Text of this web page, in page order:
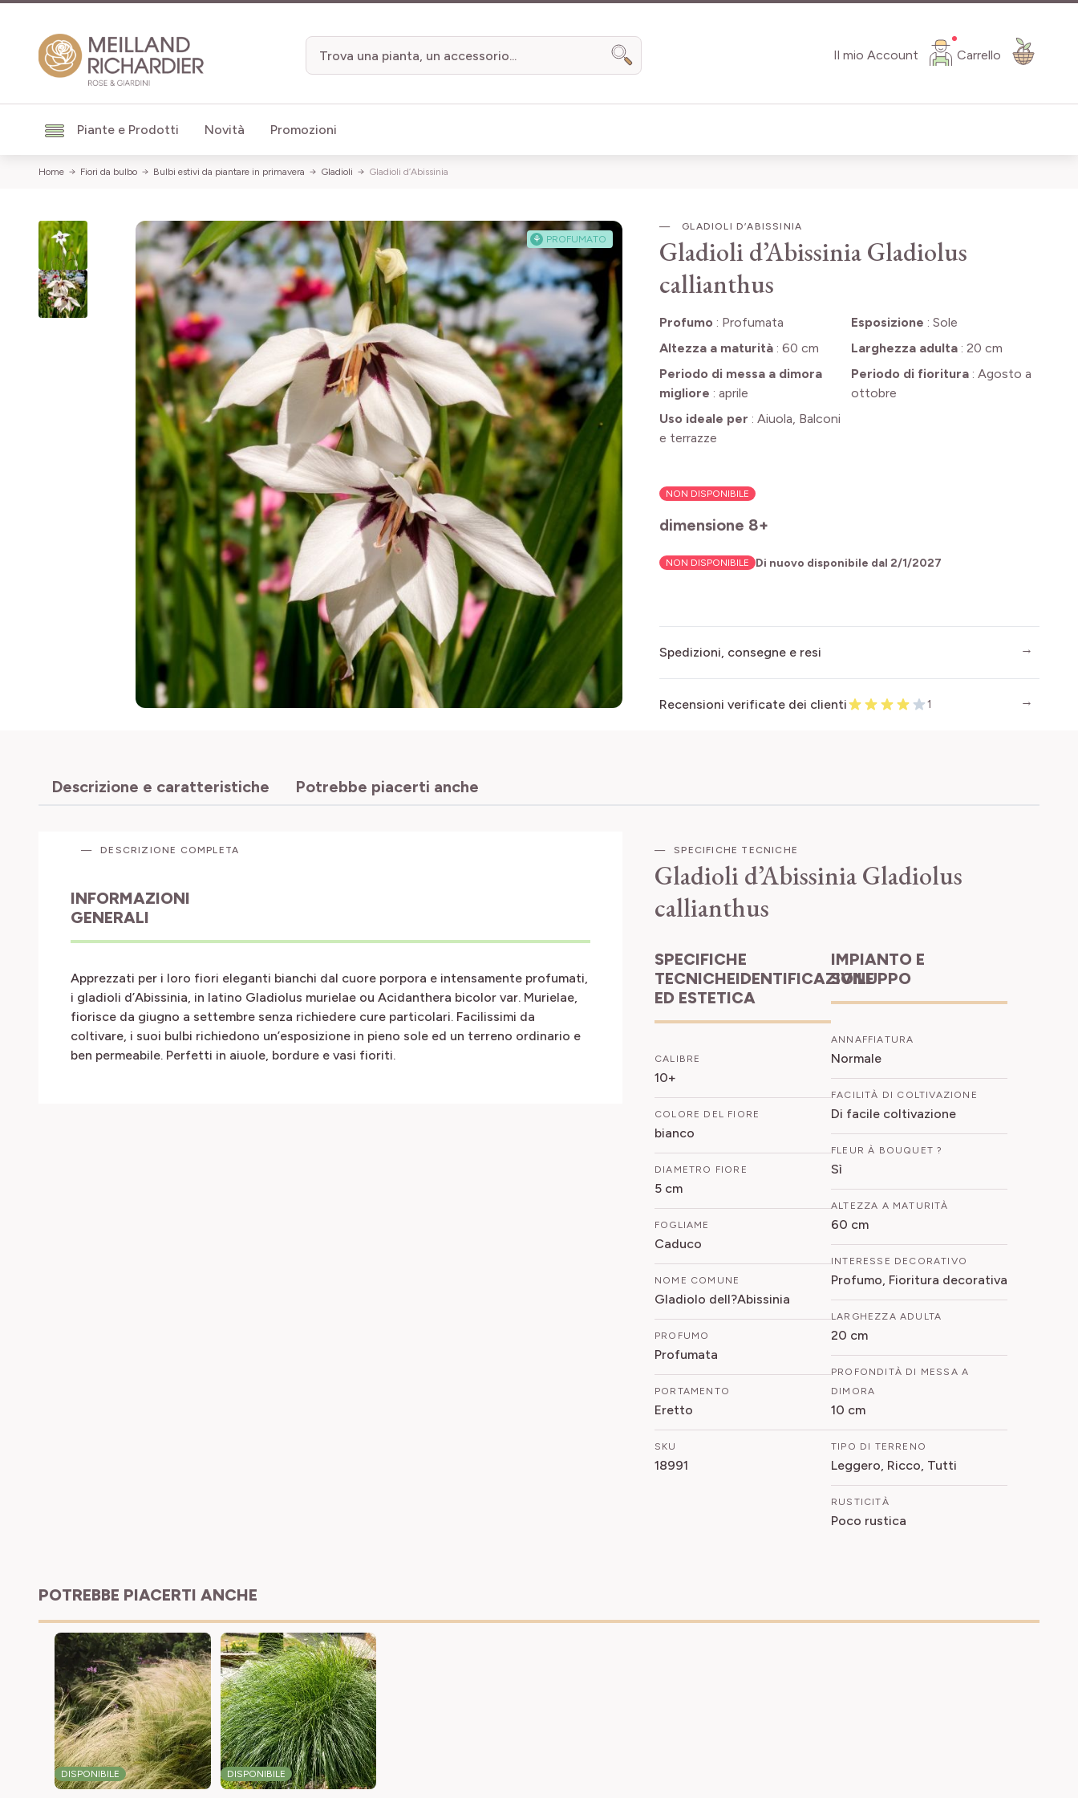
Il mio Account Carrello
Piante e Prodotti Novità Promozioni
Search
Home Fiori da bulbo Bulbi estivi da piantare in primavera Gladioli Gladioli d’Abissinia
⚘ PROFUMATO
GLADIOLI D’ABISSINIA
Gladioli d’AbissiniaGladiolus
callianthus
Profumo : Profumata Esposizione : Sole
Altezza a maturità: 60 cm Larghezza adulta: 20 cm
Periodo di messa a dimora
migliore : aprile
Periodo di fioritura: Agosto a
ottobre
Uso ideale per : Aiuola, Balconi
e terrazze
NON DISPONIBILE
dimensione 8+
NON DISPONIBILE Di nuovo disponibile dal 2/1/2027
Spedizioni, consegne e resi
Recensioni verificate dei clienti 1
Descrizione e caratteristiche Potrebbe piacerti anche
DESCRIZIONE COMPLETA
INFORMAZIONI
GENERALI
Apprezzati per i loro fiori eleganti bianchi dal cuore porpora e intensamente profumati,
i gladioli d’Abissinia, in latino Gladiolus murielae ou Acidanthera bicolor var. Murielae,
fiorisce da giugno a settembre senza richiedere cure particolari. Facilissimi da
coltivare, i suoi bulbi richiedono un’esposizione in pieno sole ed un terreno ordinario e
ben permeabile. Perfetti in aiuole, bordure e vasi fioriti.
SPECIFICHE TECNICHE
Gladioli d’AbissiniaGladiolus
callianthus
SPECIFICHE
TECNICHEIDENTIFICAZIONE
ED ESTETICA
CALIBRE
10+
COLORE DEL FIORE
bianco
DIAMETRO FIORE
5 cm
FOGLIAME
Caduco
NOME COMUNE
Gladiolo dell?Abissinia
PROFUMO
Profumata
PORTAMENTO
Eretto
SKU
18991
IMPIANTO E
SVILUPPO
ANNAFFIATURA
Normale
FACILITÀ DI COLTIVAZIONE
Di facile coltivazione
FLEUR À BOUQUET ?
Sì
ALTEZZA A MATURITÀ
60 cm
INTERESSE DECORATIVO
Profumo, Fioritura decorativa
LARGHEZZA ADULTA
20 cm
PROFONDITÀ DI MESSA A
DIMORA
10 cm
TIPO DI TERRENO
Leggero, Ricco, Tutti
RUSTICITÀ
Poco rustica
POTREBBE PIACERTI ANCHE
DISPONIBILE DISPONIBILE